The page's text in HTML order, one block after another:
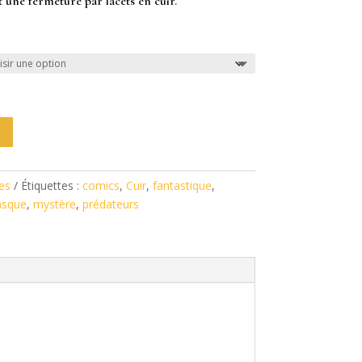
Étiquettes : comics, Cuir, fantastique,
, mystère, prédateurs